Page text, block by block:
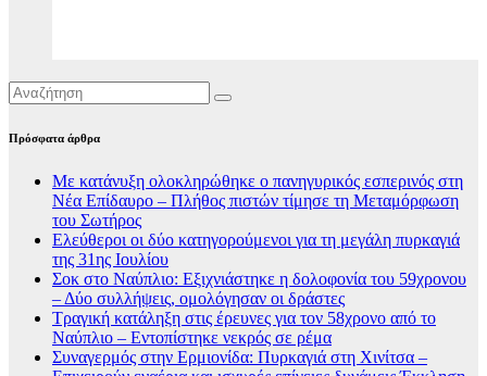
Πρόσφατα άρθρα
Με κατάνυξη ολοκληρώθηκε ο πανηγυρικός εσπερινός στη
Νέα Επίδαυρο – Πλήθος πιστών τίμησε τη Μεταμόρφωση
του Σωτήρος
Ελεύθεροι οι δύο κατηγορούμενοι για τη μεγάλη πυρκαγιά
της 31ης Ιουλίου
Σοκ στο Ναύπλιο: Εξιχνιάστηκε η δολοφονία του 59χρονου
– Δύο συλλήψεις, ομολόγησαν οι δράστες
Τραγική κατάληξη στις έρευνες για τον 58χρονο από το
Ναύπλιο – Εντοπίστηκε νεκρός σε ρέμα
Συναγερμός στην Ερμιονίδα: Πυρκαγιά στη Χινίτσα –